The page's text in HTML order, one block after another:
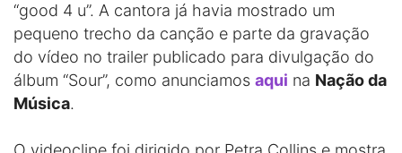
“good 4 u”. A cantora já havia mostrado um
pequeno trecho da canção e parte da gravação
do vídeo no trailer publicado para divulgação do
álbum “Sour”, como anunciamos aqui na Nação da
Música.